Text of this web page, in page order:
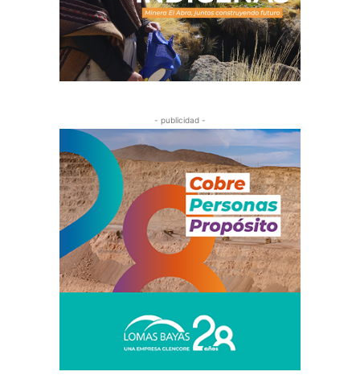
- publicidad -